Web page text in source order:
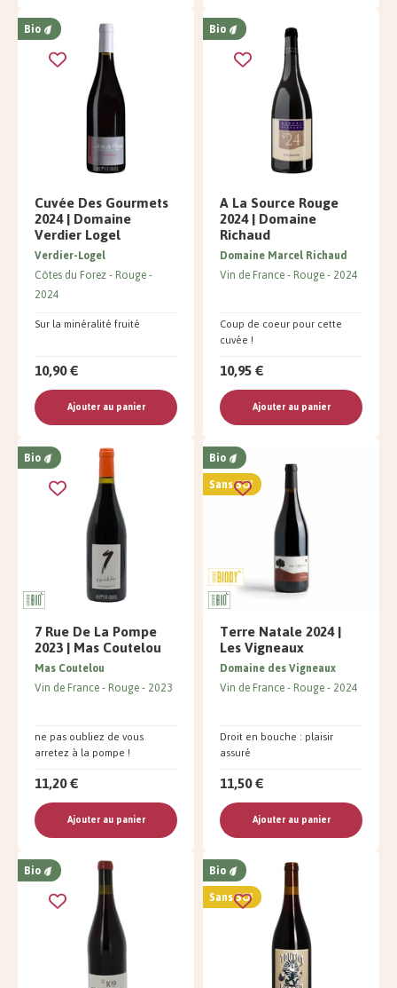
Bio
Cuvée Des Gourmets
2024 | Domaine
Verdier Logel
Sur la minéralité fruité
Verdier-Logel
Côtes du Forez Rouge
2024
10,90 €
Ajouter au panier
Bio
A La Source Rouge
2024 | Domaine
Richaud
Coup de coeur pour cette
cuvée !
Domaine Marcel Richaud
Vin de France Rouge 2024
10,95 €
Ajouter au panier
Bio
7 Rue De La Pompe
2023 | Mas Coutelou
ne pas oubliez de vous
arretez à la pompe !
Mas Coutelou
Vin de France Rouge 2023
11,20 €
Ajouter au panier
Bio
Sans SO²
Terre Natale 2024 |
Les Vigneaux
Droit en bouche : plaisir
assuré
Domaine des Vigneaux
Vin de France Rouge 2024
11,50 €
Ajouter au panier
Bio
Bio
Sans SO²